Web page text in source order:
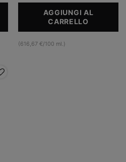
+ AGE DEFENSE
AGGIUNGI AL
CARRELLO
(616,67 €/100 ml.)